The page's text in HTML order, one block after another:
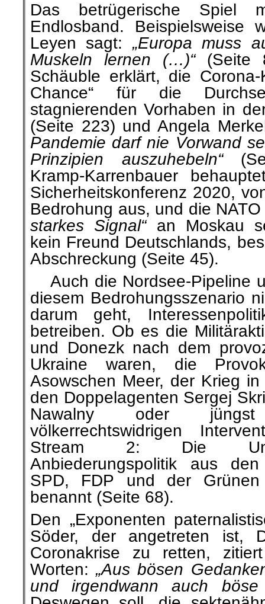
Das betrügerische Spiel
Endlosband. Beispielsweise
Leyen sagt: „Europa muss
Muskeln lernen (…)“(Seite
Schäuble erklärt, die
Chance“ für die
stagnierenden Vorhaben in
(Seite 223) und Angela
Pandemie darf nie Vorwand
Prinzipien auszuhebeln“
Kramp-Karrenbauer
Sicherheitskonferenz 2020,
Bedrohung aus, und die
starkes Signal“an Moskau
kein Freund Deutschlands,
Abschreckung (Seite 45).
Auch die Nordsee-Pipeline
diesem Bedrohungsszenario
darum geht,
betreiben. Ob es die
und Donezk nach dem
Ukraine waren, die
Asowschen Meer, der Krieg
den Doppelagenten Sergej
Nawalny oder
völkerrechtswidrigen
Stream 2: Die
Anbiederungspolitik aus
SPD, FDP und der
benannt (Seite 68).
Den „Exponenten
Söder, der angetreten ist,
Coronakrise zu retten,
Worten:„Aus bösen
und irgendwann auch böse